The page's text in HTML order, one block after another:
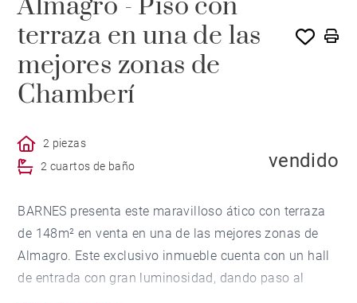
Almagro - Piso con
terraza en una de las
mejores zonas de
Chamberí
2 piezas
2 cuartos de baño
vendido
BARNES presenta este maravilloso ático con terraza
de 148m² en venta en una de las mejores zonas de
Almagro. Este exclusivo inmueble cuenta con un hall
de entrada con gran luminosidad, dando paso al